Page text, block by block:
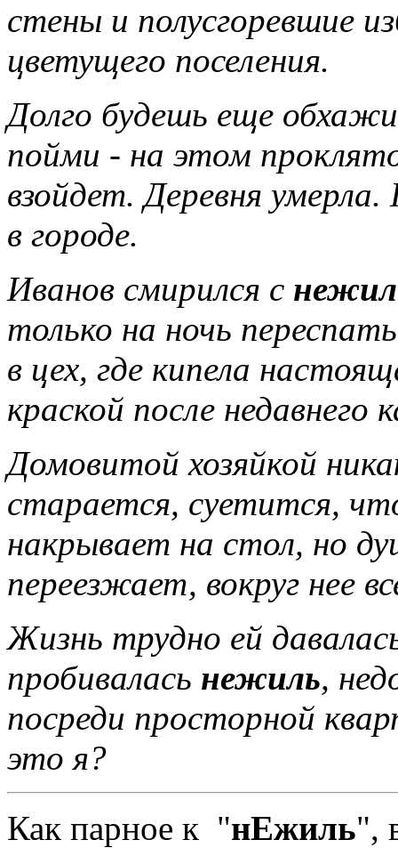
стены и полусгоревшие
цветущего поселения.
Долго будешь еще
пойми - на этом
взойдет. Деревня
в городе.
Иванов смирился с
только на ночь
в цех, где кипела
краской после
Домовитой хозяйкой
старается, суетится,
накрывает на стол, но
переезжает, вокруг нее
Жизнь трудно ей
пробивалась нежиль,
посреди просторной
это я?
Как парное к "нЕжиль",